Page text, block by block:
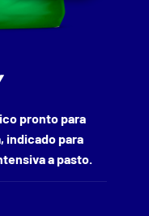
pronto para
indicado para
a pasto.